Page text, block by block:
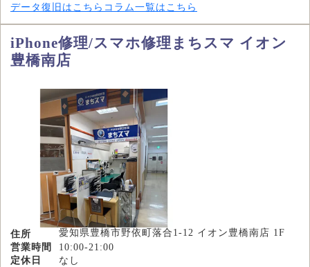
データ復旧はこちら コラム一覧はこちら
iPhone修理/スマホ修理まちスマ イオン
豊橋南店
住所
愛知県豊橋市野依町落合1-12 イオン豊橋南店 1F
営業時間
10:00-21:00
定休日
なし